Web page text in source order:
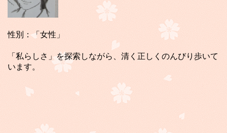
性別：「女性」
「私らしさ」を探索しながら、清く正しくのんびり歩いて
います。